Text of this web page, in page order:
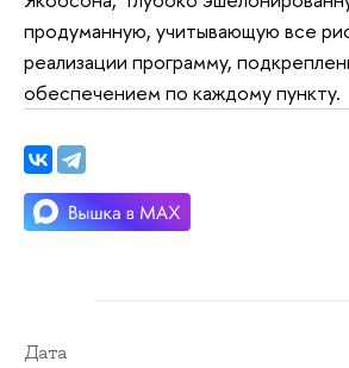
продуманную, учитывающую все
реализации программу,
обеспечением по каждому пункту.
Дата